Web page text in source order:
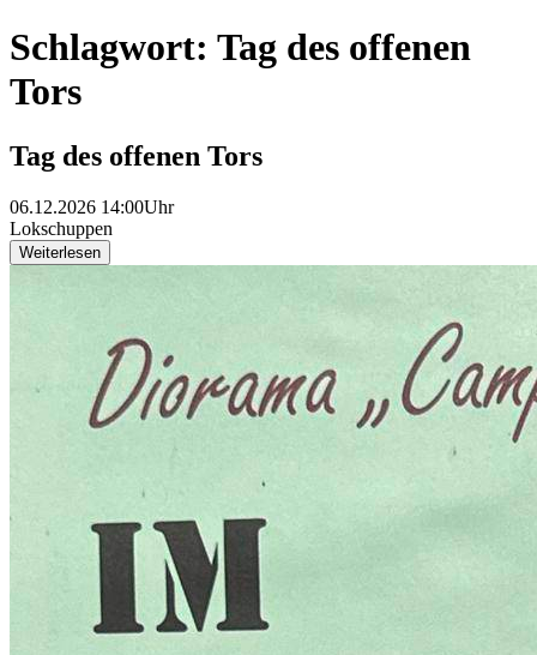
Schlagwort: Tag des offenen
Tors
Tag des offenen Tors
06.12.2026 14:00Uhr
Lokschuppen
Weiterlesen